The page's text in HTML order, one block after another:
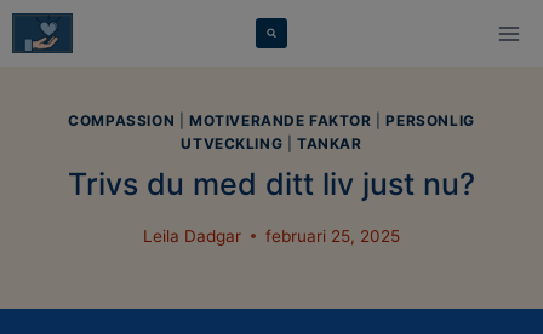
Skip
to
COMPASSION MOTIVERANDE FAKTOR |PERSONLIG
UTVECKLING |TANKAR
Trivs du med ditt liv just nu?
Leila Dadgar februari 25, 2025
modal-check